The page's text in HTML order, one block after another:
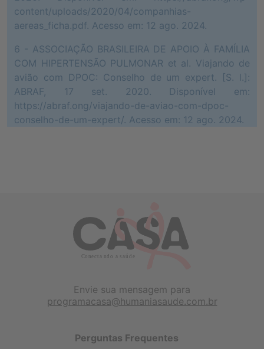
content/uploads/2020/04/companhias-
aereas_ficha.pdf. Acesso em: 12 ago. 2024.
6 - ASSOCIAÇÃO BRASILEIRA DE APOIO À FAMÍLIA
COM HIPERTENSÃO PULMONAR et al. Viajando de
avião com DPOC: Conselho de um expert. [S. l.]:
ABRAF, 17 set. 2020. Disponível em:
https://abraf.ong/viajando-de-aviao-com-dpoc-
conselho-de-um-expert/. Acesso em: 12 ago. 2024.
Envie sua mensagem para
programacasa@humaniasaude.com.br
Perguntas Frequentes